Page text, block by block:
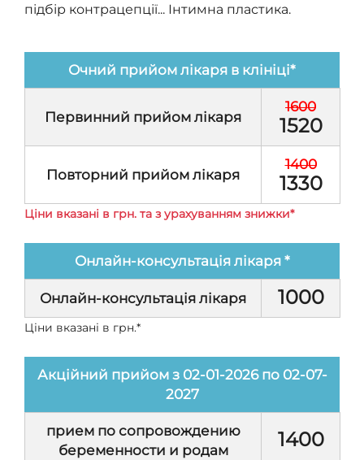
підбір контрацепції... Інтимна пластика.
Очний прийом лікаря в клініці*
Первинний прийом лікаря
1600
1520
Повторний прийом лікаря
1400
1330
Ціни вказані в грн. та з урахуванням знижки*
Онлайн-консультація лікаря *
Онлайн-консультація лікаря 1000
Ціни вказані в грн.*
Акційний прийом з 02-01-2026 по 02-07-
2027
прием по сопровождению
беременности и родам
1400